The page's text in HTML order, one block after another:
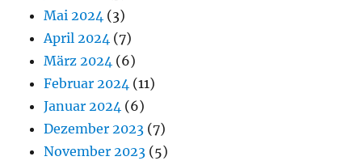
Mai 2024 (3)
April 2024 (7)
März 2024 (6)
Februar 2024 (11)
Januar 2024 (6)
Dezember 2023 (7)
November 2023 (5)